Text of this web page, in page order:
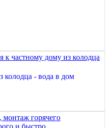
колодца - вода в дом